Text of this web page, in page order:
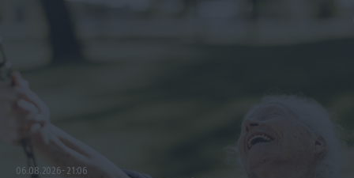
06.08.2026 21:06